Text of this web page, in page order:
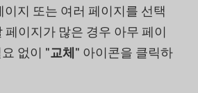
이지 또는 여러 페이지를 선택
페이지가 많은 경우 아무 페이
없이 "교체 " 아이콘을 클릭하